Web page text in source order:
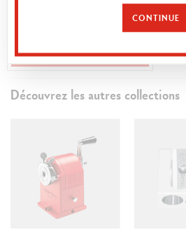
COULEUR FANCOLOR
ACHAT RAPIDE
Découvrez les autres collections
CONTINUE